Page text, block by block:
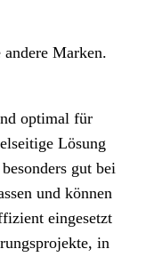
Marken.
optimal für
Lösung
gut bei
und können
eingesetzt
in